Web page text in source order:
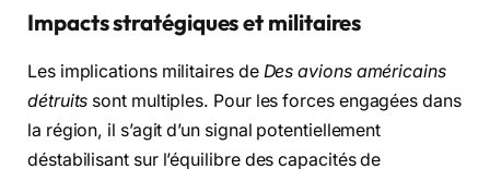
Impacts stratégiques et militaires
Les implications militaires de Des avions américains
détruits sont multiples. Pour les forces engagées dans
la région, il s’agit d’un signal potentiellement
déstabilisant sur l’équilibre des capacités de